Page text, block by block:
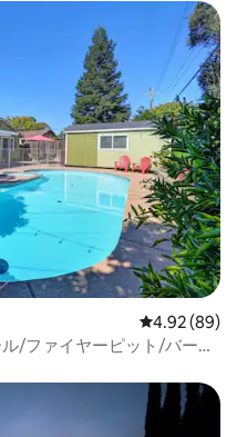
レビュー89
4.92 (89)
/ファイヤーピット/バーベ